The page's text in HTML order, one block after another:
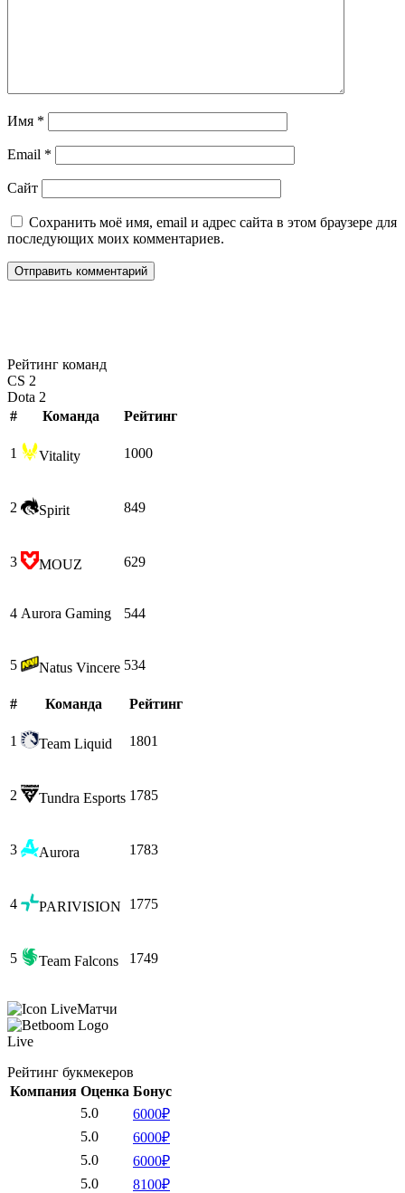
Имя *
Email *
Сайт
Сохранить моё имя, email и адрес сайта в этом браузере для
последующих моих комментариев.
Рейтинг команд
CS 2
Dota 2
#
Команда Рейтинг
1 Vitality 1000
2 Spirit 849
3 MOUZ 629
4 Aurora Gaming 544
5 Natus Vincere 534
# Команда Рейтинг
1 Team Liquid 1801
2 Tundra Esports 1785
3 Aurora 1783
4 PARIVISION 1775
5 Team Falcons 1749
Матчи
Live
Рейтинг букмекеров
Компания Оценка Бонус
5.0
6000₽
5.0
6000₽
5.0
6000₽
5.0
8100₽